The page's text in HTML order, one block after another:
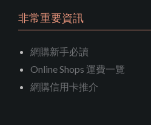
非常重要資訊
網購新手必讀
Online Shops 運費一覽
網購信用卡推介